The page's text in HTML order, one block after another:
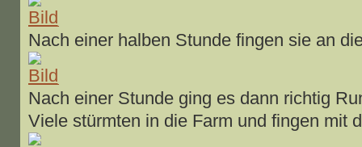
Nach einer halben Stunde fingen sie an
Nach einer Stunde ging es dann richtig
Viele stürmten in die Farm und fingen mit